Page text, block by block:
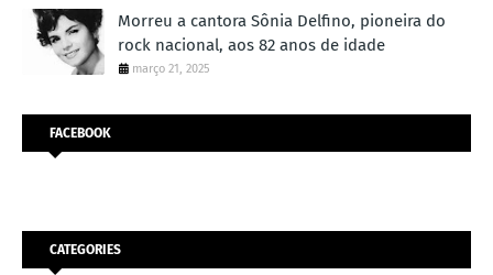
Morreu a cantora Sônia Delfino, pioneira do
rock nacional, aos 82 anos de idade
março 21, 2025
FACEBOOK
CATEGORIES